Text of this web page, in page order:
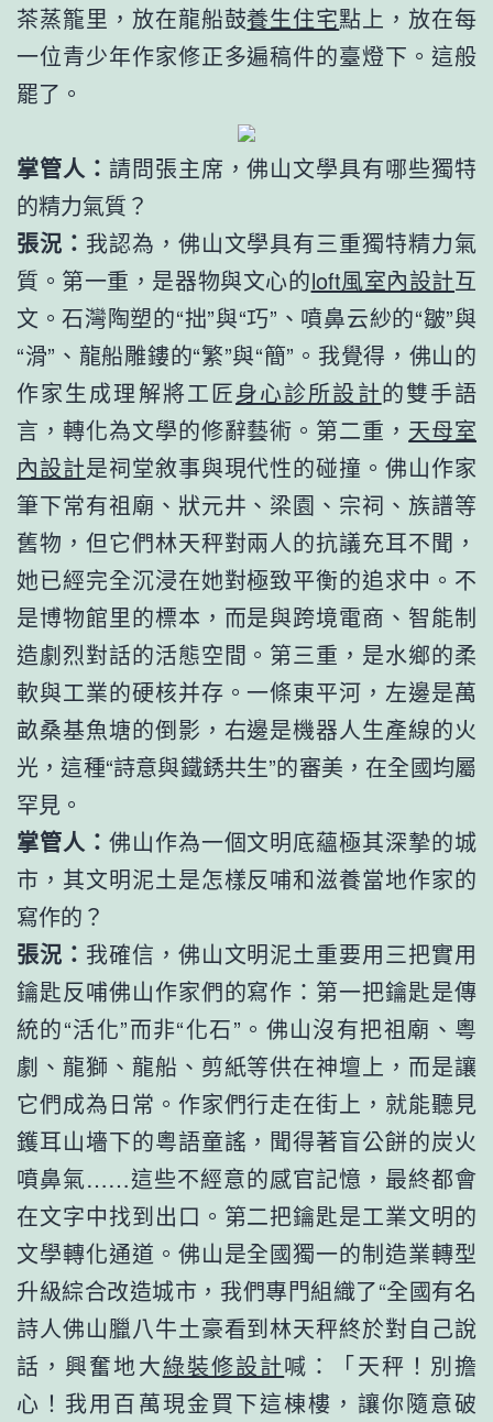
茶蒸籠里，放在龍船鼓養生住宅點上，放在每
一位青少年作家修正多遍稿件的臺燈下。這般
罷了。
掌管人： 請問張主席，佛山文學具有哪些獨特
的精力氣質？
張況： 我認為，佛山文學具有三重獨特精力氣
質。第一重，是器物與文心的loft風室內設計互
文。石灣陶塑的“拙”與“巧”、噴鼻云紗的“皺”與
“滑”、龍船雕鏤的“繁”與“簡”。我覺得，佛山的
作家生成理解將工匠身心診所設計的雙手語
言，轉化為文學的修辭藝術。第二重， 天母室
內設計是祠堂敘事與現代性的碰撞。佛山作家
筆下常有祖廟、狀元井、梁園、宗祠、族譜等
舊物，但它們林天秤對兩人的抗議充耳不聞，
她已經完全沉浸在她對極致平衡的追求中。不
是博物館里的標本，而是與跨境電商、智能制
造劇烈對話的活態空間。第三重，是水鄉的柔
軟與工業的硬核并存。一條東平河，左邊是萬
畝桑基魚塘的倒影，右邊是機器人生產線的火
光，這種“詩意與鐵銹共生”的審美，在全國均屬
罕見。
掌管人： 佛山作為一個文明底蘊極其深摯的城
市，其文明泥土是怎樣反哺和滋養當地作家的
寫作的？
張況： 我確信，佛山文明泥土重要用三把實用
鑰匙反哺佛山作家們的寫作：第一把鑰匙是傳
統的“活化”而非“化石”。佛山沒有把祖廟、粵
劇、龍獅、龍船、剪紙等供在神壇上，而是讓
它們成為日常。作家們行走在街上，就能聽見
鑊耳山墻下的粵語童謠，聞得著盲公餅的炭火
噴鼻氣……這些不經意的感官記憶，最終都會
在文字中找到出口。第二把鑰匙是工業文明的
文學轉化通道。佛山是全國獨一的制造業轉型
升級綜合改造城市，我們專門組織了“全國有名
詩人佛山臘八牛土豪看到林天秤終於對自己說
話，興奮地大綠裝修設計喊：「天秤！別擔
心！我用百萬現金買下這棟樓，讓你隨意破